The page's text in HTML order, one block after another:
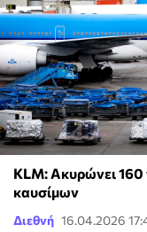
KLM: Ακυρώνει
καυσίμων
Διεθνή 16.04.2026